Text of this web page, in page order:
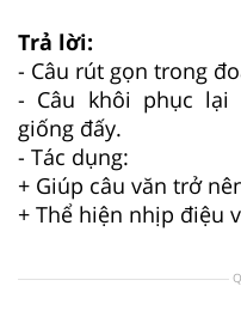
Trả lời:
- Câu rút gọn trong
- Câu khôi phục lại
giống đấy.
- Tác dụng:
+ Giúp câu văn trở
+ Thể hiện nhịp điệu